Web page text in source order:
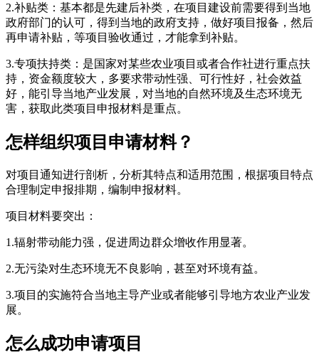
2.补贴类：基本都是先建后补类，在项目建设前需要得到当地
政府部门的认可，得到当地的政府支持，做好项目报备，然后
再申请补贴，等项目验收通过，才能拿到补贴。
3.专项扶持类：是国家对某些农业项目或者合作社进行重点扶
持，资金额度较大，多要求带动性强、可行性好，社会效益
好，能引导当地产业发展，对当地的自然环境及生态环境无
害，获取此类项目申报材料是重点。
怎样组织项目申请材料？
对项目通知进行剖析，分析其特点和适用范围，根据项目特点
合理制定申报排期，编制申报材料。
项目材料要突出：
1.辐射带动能力强，促进周边群众增收作用显著。
2.无污染对生态环境无不良影响，甚至对环境有益。
3.项目的实施符合当地主导产业或者能够引导地方农业产业发
展。
怎么成功申请项目